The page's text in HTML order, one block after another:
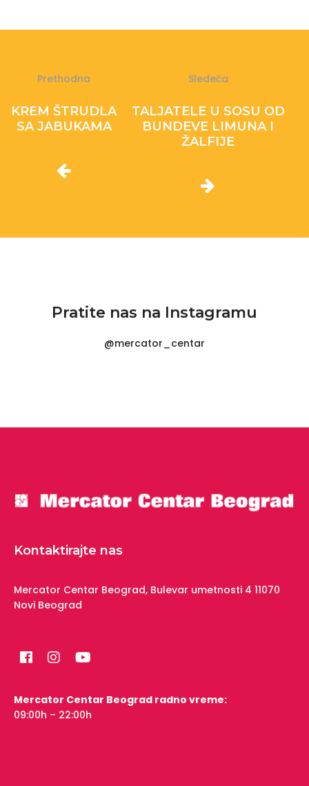
Prethodna
KREM ŠTRUDLA
SA JABUKAMA
Sledeća
TALJATELE U SOSU OD
BUNDEVE LIMUNA I
ŽALFIJE
Pratite nas na Instagramu
@mercator_centar
Kontaktirajte nas
Mercator Centar Beograd, Bulevar umetnosti 4 11070
Novi Beograd
Mercator Centar Beograd radno vreme:
09:00h – 22:00h